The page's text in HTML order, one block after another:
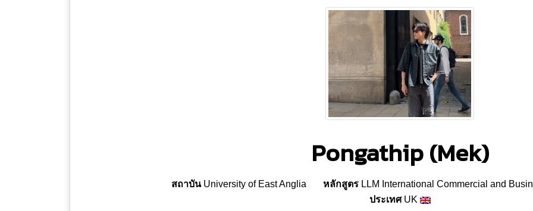
Pongathip (Mek)
สถาบันUniversity of East Anglia หลักสูตรLLM International Commercial and
ประเทศUK